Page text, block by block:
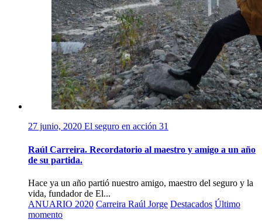
27 junio, 2020 El seguro en acción 31
Raúl Carreira. Recordatorio al maestro y amigo a un año
de su partida.
Hace ya un año partió nuestro amigo, maestro del seguro y la
vida, fundador de El...
ANUARIO 2020 Carreira Raúl Jorge Destacados Último
momento